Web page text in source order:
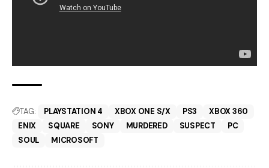
TAG: PLAYSTATION 4 XBOX ONE S/X PS3
XBOX 360
ENIX
SQUARE SONY MURDERED SUSPECT
PC
SOUL
MICROSOFT